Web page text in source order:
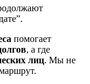
помогает
, а где
лиц. Мы не